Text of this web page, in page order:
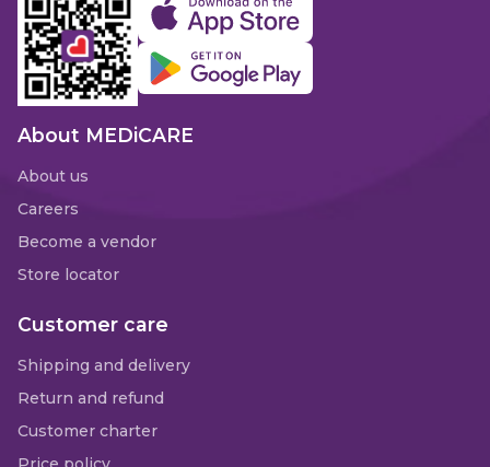
About MEDiCARE
About us
Careers
Become a vendor
Store locator
Customer care
Shipping and delivery
Return and refund
Customer charter